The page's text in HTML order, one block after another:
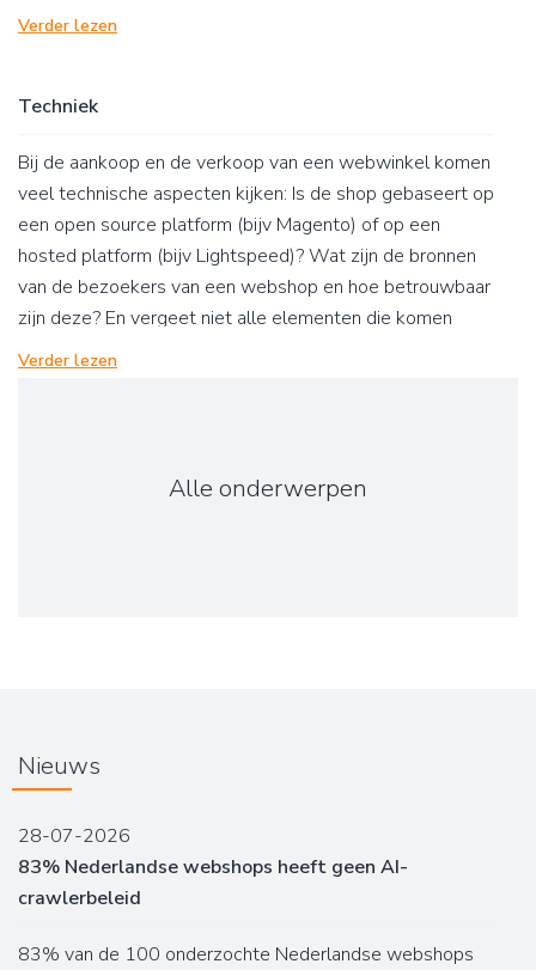
begeleiding van uw verkoop of aankoop, dan kunt u ons
Verder lezen
Techniek
Bij de aankoop en de verkoop van een webwinkel komen
veel technische aspecten kijken: Is de shop gebaseert op
een open source platform (bijv Magento) of op een
hosted platform (bijv Lightspeed)? Wat zijn de bronnen
van de bezoekers van een webshop en hoe betrouwbaar
zijn deze? En vergeet niet alle elementen die komen
kijken bij de zoekmachine posities van een shop.
ondersteuning, dan horen we graag van u.
Verder lezen
Alle onderwerpen
Nieuws
28-07-2026
83% Nederlandse webshops heeft geen AI-
crawlerbeleid
83% van de 100 onderzochte Nederlandse webshops